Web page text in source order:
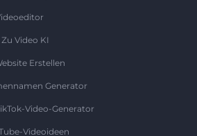
Zu Video KI
Erstellen
Generator
Video-Generator
Videoideen